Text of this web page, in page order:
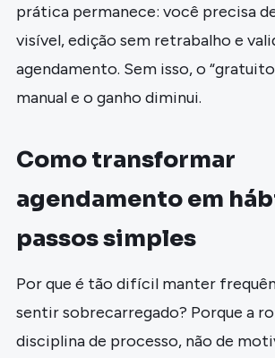
prática permanece: você precisa
visível, edição sem retrabalho e
agendamento. Sem isso, o
manual e o ganho diminui.
Como transformar
agendamento em
passos simples
Por que é tão difícil manter
sentir sobrecarregado? Porque a
disciplina de processo, não de